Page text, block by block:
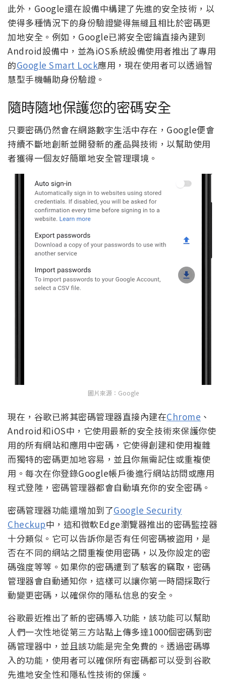
此外，Google還在設備中構建了先進的安全技術，以
使得多種情況下的身份驗證變得無縫且相比於密碼更
加地安全。例如，Google已將安全密鑰直接內建到
Android設備中，並為iOS系統設備使用者推出了專用
的Google Smart Lock應用，現在使用者可以透過智
慧型手機輔助身份驗證。
隨時隨地保護您的密碼安全
只要密碼仍然會在網路數字生活中存在，Google便會
持續不斷地創新並開發新的產品與技術，以幫助使用
者獲得一個友好簡單地安全管理環境。
圖片來源：Google
現在，谷歌已將其密碼管理器直接內建在Chrome 、
Android和iOS中，它使用最新的安全技術來保護你使
用的所有網站和應用中密碼，它使得創建和使用複雜
而獨特的密碼更加地容易，並且你無需記住或重複使
用。每次在你登錄Google帳戶後進行網站訪問或應用
程式登陸，密碼管理器都會自動填充你的安全密碼。
密碼管理器功能還增加到了Google Security
Checkup中，這和微軟Edge瀏覽器推出的密碼監控器
十分類似。它可以告訴你是否有任何密碼被盜用，是
否在不同的網站之間重複使用密碼，以及你設定的密
碼強度等等。如果你的密碼遭到了駭客的竊取，密碼
管理器會自動通知你，這樣可以讓你第一時間採取行
動變更密碼，以確保你的隱私信息的安全。
谷歌最近推出了新的密碼導入功能，該功能可以幫助
人們一次性地從第三方站點上傳多達1000個密碼到密
碼管理器中，並且該功能是完全免費的。透過密碼導
入的功能，使用者可以確保所有密碼都可以受到谷歌
先進地安全性和隱私性技術的保護。